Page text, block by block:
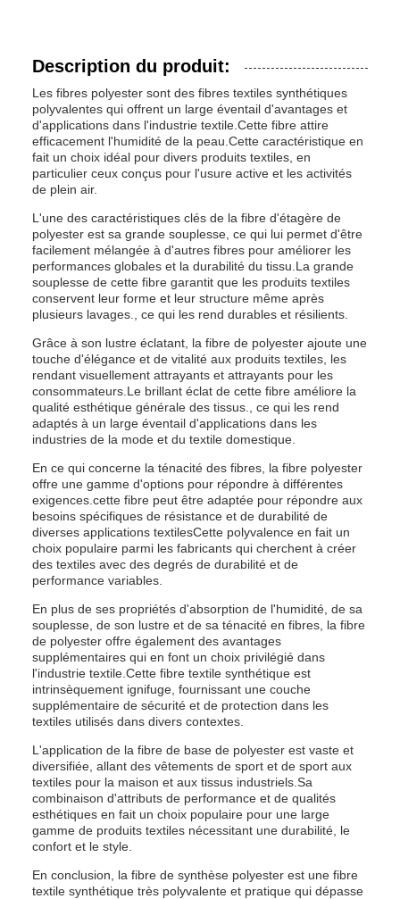
Description du produit:
Les fibres polyester sont des fibres textiles synthétiques
polyvalentes qui offrent un large éventail d'avantages et
d'applications dans l'industrie textile.Cette fibre attire
efficacement l'humidité de la peau.Cette caractéristique en
fait un choix idéal pour divers produits textiles, en
particulier ceux conçus pour l'usure active et les activités
de plein air.
L'une des caractéristiques clés de la fibre d'étagère de
polyester est sa grande souplesse, ce qui lui permet d'être
facilement mélangée à d'autres fibres pour améliorer les
performances globales et la durabilité du tissu.La grande
souplesse de cette fibre garantit que les produits textiles
conservent leur forme et leur structure même après
plusieurs lavages., ce qui les rend durables et résilients.
Grâce à son lustre éclatant, la fibre de polyester ajoute une
touche d'élégance et de vitalité aux produits textiles, les
rendant visuellement attrayants et attrayants pour les
consommateurs.Le brillant éclat de cette fibre améliore la
qualité esthétique générale des tissus., ce qui les rend
adaptés à un large éventail d'applications dans les
industries de la mode et du textile domestique.
En ce qui concerne la ténacité des fibres, la fibre polyester
offre une gamme d'options pour répondre à différentes
exigences.cette fibre peut être adaptée pour répondre aux
besoins spécifiques de résistance et de durabilité de
diverses applications textilesCette polyvalence en fait un
choix populaire parmi les fabricants qui cherchent à créer
des textiles avec des degrés de durabilité et de
performance variables.
En plus de ses propriétés d'absorption de l'humidité, de sa
souplesse, de son lustre et de sa ténacité en fibres, la fibre
de polyester offre également des avantages
supplémentaires qui en font un choix privilégié dans
l'industrie textile.Cette fibre textile synthétique est
intrinsèquement ignifuge, fournissant une couche
supplémentaire de sécurité et de protection dans les
textiles utilisés dans divers contextes.
L'application de la fibre de base de polyester est vaste et
diversifiée, allant des vêtements de sport et de sport aux
textiles pour la maison et aux tissus industriels.Sa
combinaison d'attributs de performance et de qualités
esthétiques en fait un choix populaire pour une large
gamme de produits textiles nécessitant une durabilité, le
confort et le style.
En conclusion, la fibre de synthèse polyester est une fibre
textile synthétique très polyvalente et pratique qui dépasse